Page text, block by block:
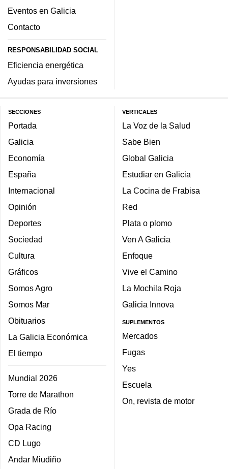
Eventos en Galicia
Contacto
RESPONSABILIDAD SOCIAL
Eficiencia energética
Ayudas para inversiones
SECCIONES
Portada
Galicia
Economía
España
Internacional
Opinión
Deportes
Sociedad
Cultura
Gráficos
Somos Agro
Somos Mar
Obituarios
La Galicia Económica
El tiempo
Mundial 2026
Torre de Marathon
Grada de Río
Opa Racing
CD Lugo
Andar Miudiño
VERTICALES
La Voz de la Salud
Sabe Bien
Global Galicia
Estudiar en Galicia
La Cocina de Frabisa
Red
Plata o plomo
Ven A Galicia
Enfoque
Vive el Camino
La Mochila Roja
Galicia Innova
SUPLEMENTOS
Mercados
Fugas
Yes
Escuela
On, revista de motor